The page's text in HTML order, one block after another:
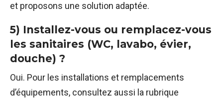
et proposons une solution adaptée.
5) Installez-vous ou remplacez-vous
les sanitaires (WC, lavabo, évier,
douche) ?
Oui. Pour les installations et remplacements
d’équipements, consultez aussi la rubrique